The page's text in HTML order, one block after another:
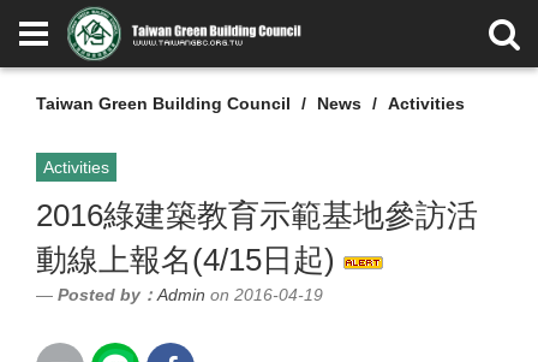
Taiwan Green Building Council News Activities
Activities
2016綠建築教育示範基地參訪活
動線上報名(4/15日起)
Posted by： Admin on 2016-04-19